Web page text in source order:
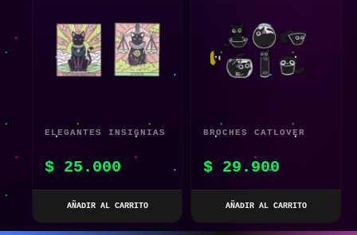
ELEGANTES INSIGNIAS
$ 25.000
AÑADIR AL CARRITO
BROCHES CATLOVER
$ 29.900
AÑADIR AL CARRITO